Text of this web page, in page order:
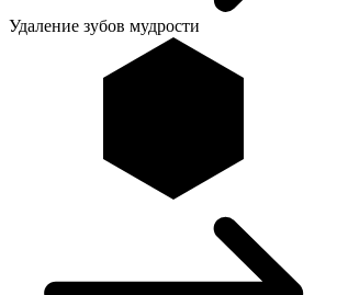
Удаление зубов мудрости